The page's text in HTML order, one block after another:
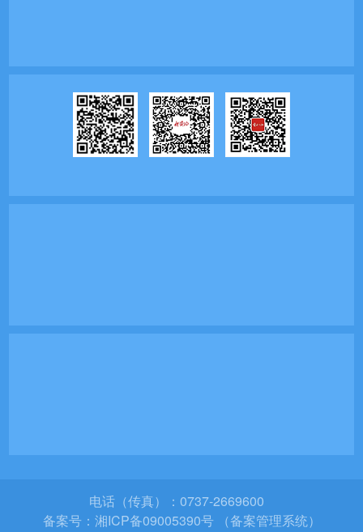
电话（传真）：0737-2669600
备案号： 湘ICP备09005390号 （备案管理系统）